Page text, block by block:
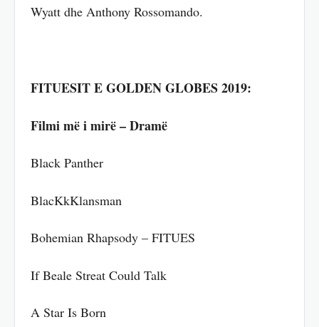
Wyatt dhe Anthony Rossomando.
FITUESIT E GOLDEN GLOBES 2019:
Filmi më i mirë – Dramë
Black Panther
BlacKkKlansman
Bohemian Rhapsody – FITUES
If Beale Streat Could Talk
A Star Is Born